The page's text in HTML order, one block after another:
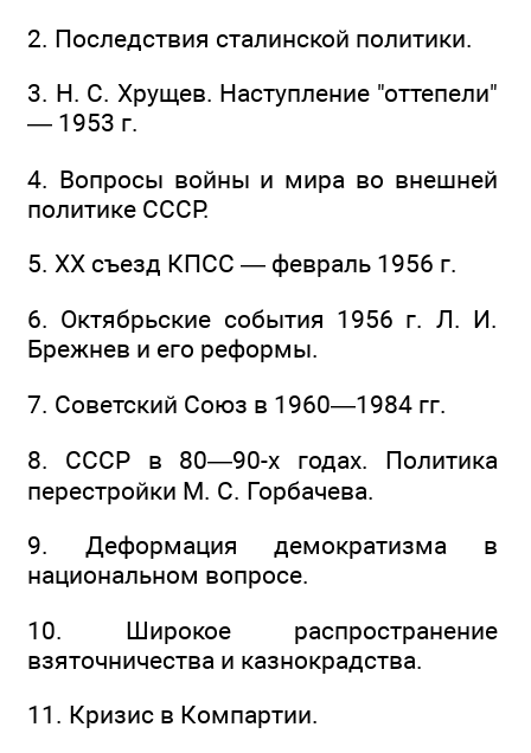
2. Последствия сталинской политики.
3. Н. С. Хрущев. Наступление "оттепели"
— 1953 г.
4. Вопросы войны и мира во внешней
политике СССР.
5. ХХ съезд КПСС — февраль 1956 г.
6. Октябрьские события 1956 г. Л. И.
Брежнев и его реформы.
7. Советский Союз в 1960—1984 гг.
8. СССР в 80—90-х годах. Политика
перестройки М. С. Горбачева.
9. Деформация демократизма в
национальном вопросе.
10. Широкое распространение
взяточничества и казнокрадства.
11. Кризис в Компартии.